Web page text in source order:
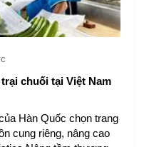
chuối tại Việt Nam
Hàn Quốc chọn trang
cung riêng, nâng cao